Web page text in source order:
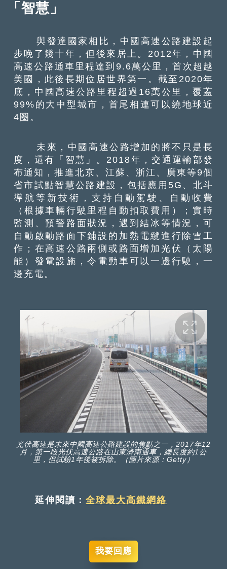
「智慧」
與發達國家相比，中國高速公路建設起
步晚了幾十年，但後來居上。2012年，中國
高速公路通車里程達到9.6萬公里，首次超越
美國，此後長期位居世界第一。截至2020年
底，中國高速公路里程超過16萬公里，覆蓋
99%的大中型城市，首尾相連可以繞地球近
4圈。
未來，中國高速公路增加的將不只是長
度，還有「智慧」。2018年，交通運輸部發
布通知，推進北京、江蘇、浙江、廣東等9個
省市試點智慧公路建設，包括應用5G、北斗
導航等新技術，支持自動駕駛、自動收費
（根據車輛行駛里程自動扣取費用）；實時
監測、預警路面狀況，遇到結冰等情況，可
自動啟動路面下鋪設的加熱電纜進行除雪工
作；在高速公路兩側或路面增加光伏（太陽
能）發電設施，令電動車可以一邊行駛，一
邊充電。
光伏高速是未來中國高速公路建設的焦點之一，2017年12
月，第一段光伏高速公路在山東濟南通車，總長度約1公
里，但試驗1年後被拆除。（圖片來源：Getty）
延伸閱讀：全球最大高鐵網絡
我要回應